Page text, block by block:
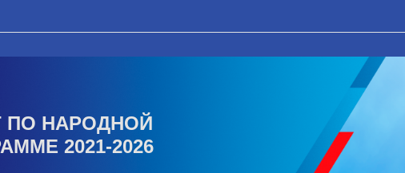
ПО НАРОДНОЙ
2021-2026